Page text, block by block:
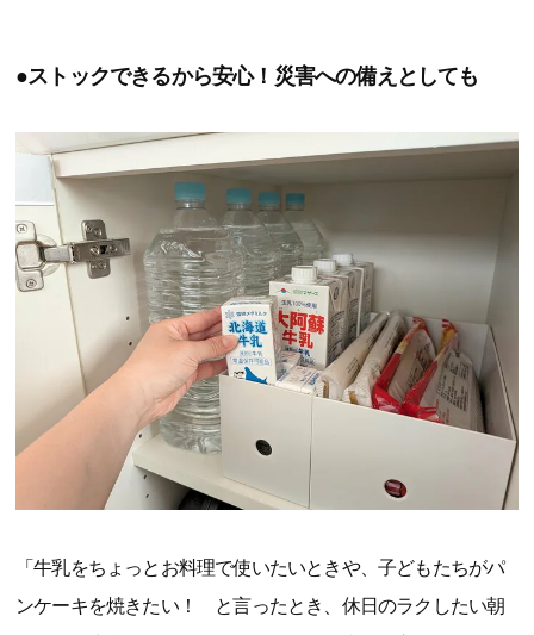
●ストックできるから安心！災害への備えとしても
「牛乳をちょっとお料理で使いたいときや、子どもたちがパ
ンケーキを焼きたい！ と言ったとき、休日のラクしたい朝